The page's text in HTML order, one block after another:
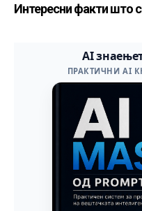
Интересни факти што